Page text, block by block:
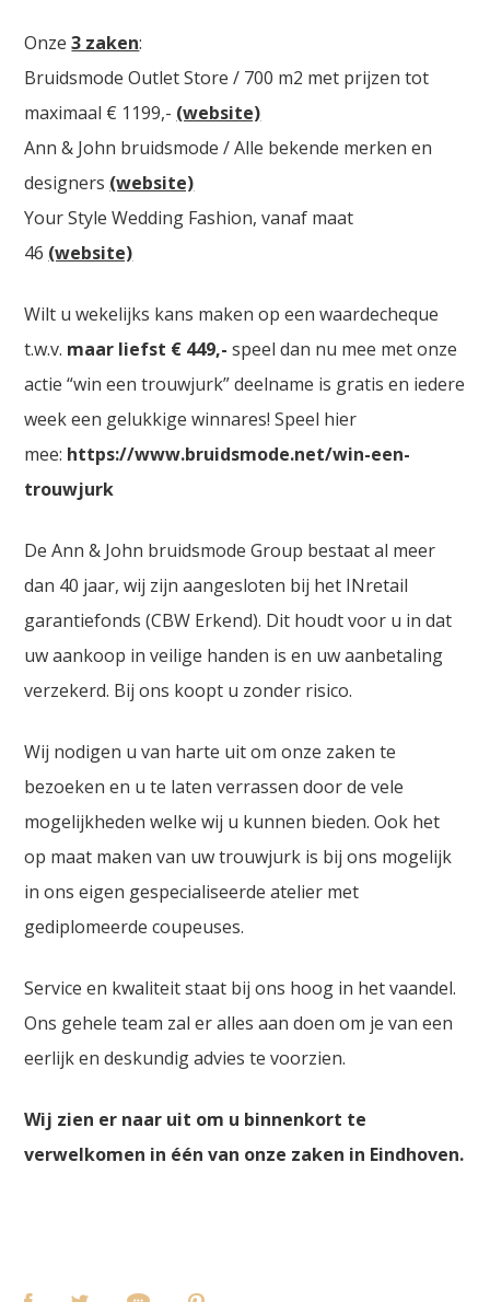
Onze3 zaken:
Bruidsmode Outlet Store / 700 m2 met prijzen tot
maximaal € 1199,- (website)
Ann & John bruidsmode / Alle bekende merken en
designers (website)
Your Style Wedding Fashion, vanaf maat
46 (website)
Wilt u wekelijks kans maken op een waardecheque
t.w.v. maar liefst € 449,- speel dan nu mee met onze
actie “win een trouwjurk” deelname is gratis en iedere
week een gelukkige winnares! Speel hier
mee: https://www.bruidsmode.net/win-een-
trouwjurk
De Ann & John bruidsmode Group bestaat al meer
dan 40 jaar, wij zijn aangesloten bij het INretail
garantiefonds (CBW Erkend). Dit houdt voor u in dat
uw aankoop in veilige handen is en uw aanbetaling
verzekerd. Bij ons koopt u zonder risico.
Wij nodigen u van harte uit om onze zaken te
bezoeken en u te laten verrassen door de vele
mogelijkheden welke wij u kunnen bieden. Ook het
op maat maken van uw trouwjurk is bij ons mogelijk
in ons eigen gespecialiseerde atelier met
gediplomeerde coupeuses.
Service en kwaliteit staat bij ons hoog in het vaandel.
Ons gehele team zal er alles aan doen om je van een
eerlijk en deskundig advies te voorzien.
Wij zien er naar uit om u binnenkort te
verwelkomen in één van onze zaken in Eindhoven.